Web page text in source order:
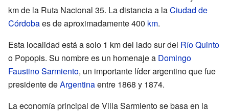
km de la Ruta Nacional 35. La distancia a laCiudad de
Córdobaes de aproximadamente 400 km.
Esta localidad está a solo 1 km del lado sur del Río Quinto
o Popopis. Su nombre es un homenaje a Domingo
Faustino Sarmiento, un importante líder argentino que fue
presidente deArgentinaentre 1868 y 1874.
La economía principal de Villa Sarmiento se basa en la